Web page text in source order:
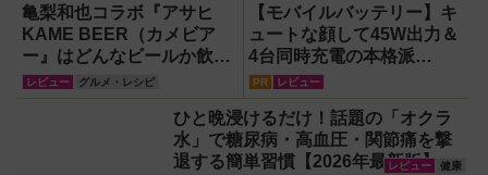
亀梨和也コラボ『アサヒ
KAME BEER（カメビア
ー』はどんなビールか飲ん
で確認！
レビュー グルメ・レシピ
【モバイルバッテリー】キ
ュートな顔して45W出力＆
4台同時充電の本格派
『RORRY CharmGo オー
ルインミニ』でスマホもモ
バイルファンもノートPCも
安心
PR レビュー
ひと晩浸けるだけ！話題の「オクラ
水」で糖尿病・高血圧・関節痛を撃
退する簡単習慣【2026年最新版】
レビュー 健康